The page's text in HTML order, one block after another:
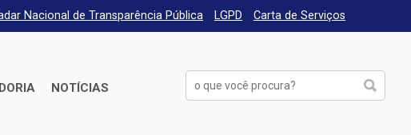
Nacional de Transparência Pública LGPD Carta de Serviços
NOTÍCIAS